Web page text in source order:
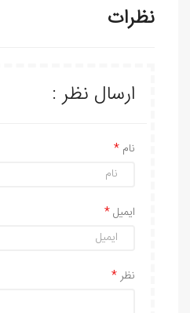
نظرات
ارسال نظر :
نام
ایمیل
نظر